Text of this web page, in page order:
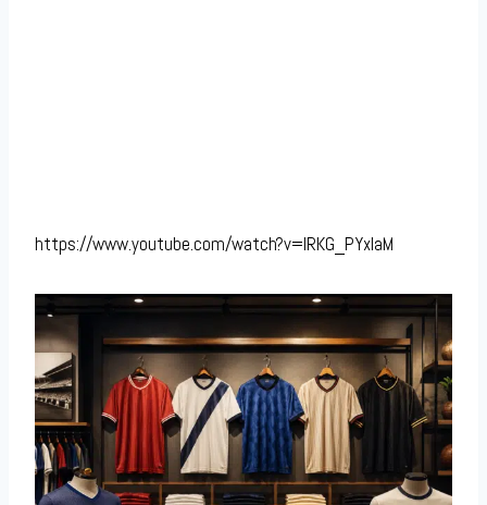
https://www.youtube.com/watch?v=lRKG_PYxIaM